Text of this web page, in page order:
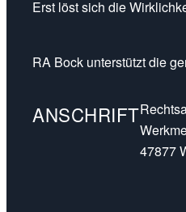
Erst löst sich die
RA Bock unterstützt die
ANSCHRIFT
47877